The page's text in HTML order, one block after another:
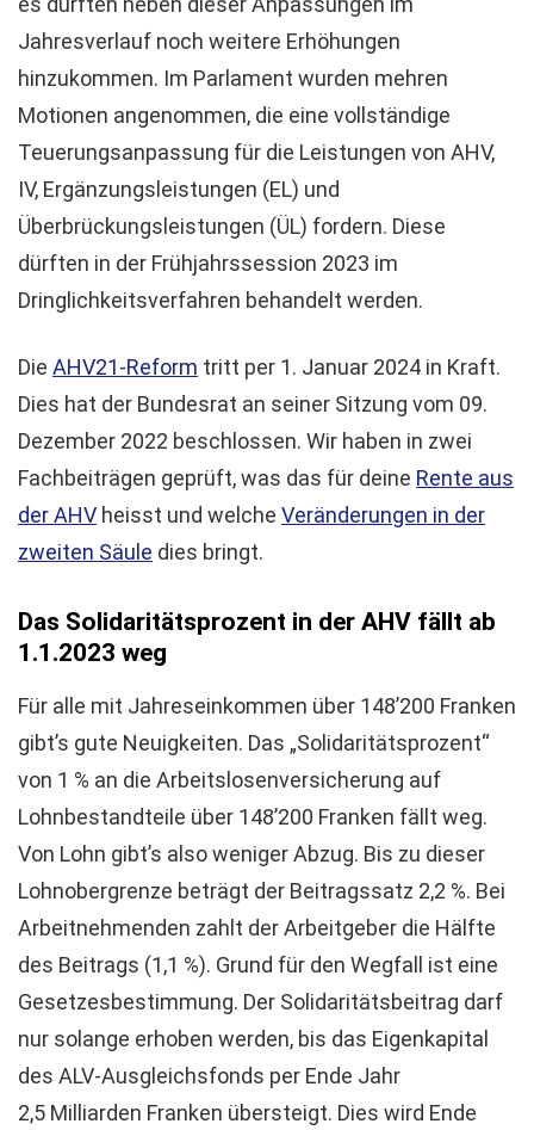
Jahresverlauf noch weitere Erhöhungen
hinzukommen. Im Parlament wurden mehren
Motionen angenommen, die eine vollständige
Teuerungsanpassung für die Leistungen von AHV,
IV, Ergänzungsleistungen (EL) und
Überbrückungsleistungen (ÜL) fordern. Diese
dürften in der Frühjahrssession 2023 im
Dringlichkeitsverfahren behandelt werden.
Die AHV21-Reform tritt per 1. Januar 2024 in Kraft.
Dies hat der Bundesrat an seiner Sitzung vom 09.
Dezember 2022 beschlossen. Wir haben in zwei
Fachbeiträgen geprüft, was das für deine Rente aus
der AHV heisst und welche Veränderungen in der
zweiten Säule dies bringt.
Das Solidaritätsprozent in der AHV fällt ab
1.1.2023 weg
Für alle mit Jahreseinkommen über 148’200 Franken
gibt’s gute Neuigkeiten. Das „Solidaritätsprozent“
von 1 % an die Arbeitslosenversicherung auf
Lohnbestandteile über 148’200 Franken fällt weg.
Von Lohn gibt’s also weniger Abzug. Bis zu dieser
Lohnobergrenze beträgt der Beitragssatz 2,2 %. Bei
Arbeitnehmenden zahlt der Arbeitgeber die Hälfte
des Beitrags (1,1 %). Grund für den Wegfall ist eine
Gesetzesbestimmung. Der Solidaritätsbeitrag darf
nur solange erhoben werden, bis das Eigenkapital
des ALV-Ausgleichsfonds per Ende Jahr
2,5 Milliarden Franken übersteigt. Dies wird Ende